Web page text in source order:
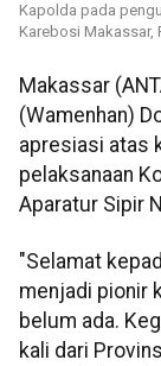
Kapolda pada
Karebosi Makassar,
Makassar
(Wamenhan)
apresiasi atas
pelaksanaan
Aparatur Sipir
"Selamat
menjadi pionir
belum ada.
kali dari